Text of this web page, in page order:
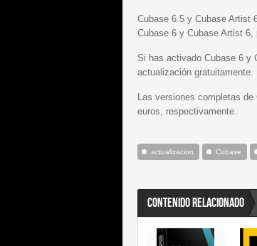
Cubase 6.5 y Cubase Artist
Cubase 6 y Cubase Artist 6,
Si has activado Cubase 6 y
actualización gratuitamente.
Las versiones completas
euros, respectivamente.
actualizacion Cubase
CONTENIDO RELACIONADO